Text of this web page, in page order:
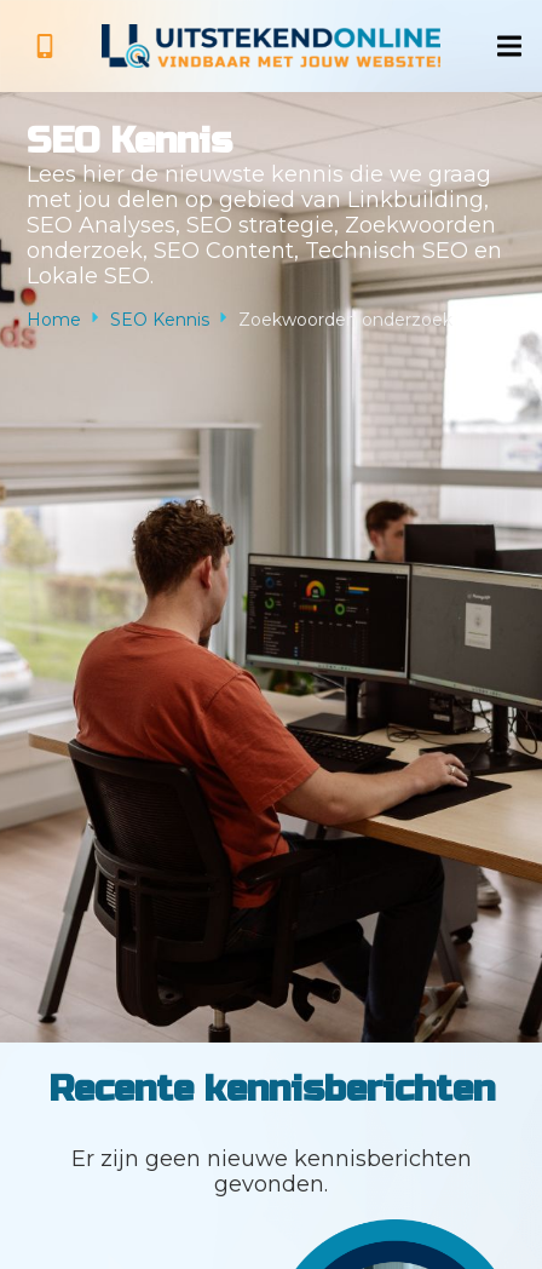
SEO Kennis
Lees hier de nieuwste kennis die we graag
met jou delen op gebied van Linkbuilding,
SEO Analyses, SEO strategie, Zoekwoorden
onderzoek, SEO Content, Technisch SEO en
Lokale SEO.
Home SEO Kennis Zoekwoorden onderzoek
Recente kennisberichten
Er zijn geen nieuwe kennisberichten
gevonden.